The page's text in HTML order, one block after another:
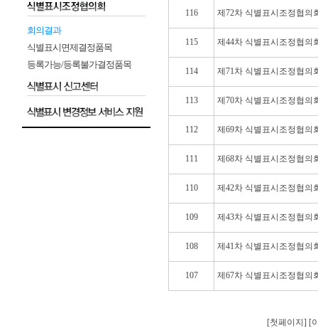
회의결과
식별표시면제결정품목
등록가능/등록불가결정품목
116 제72차 식별표시조정협의
115 제44차 식별표시조정협의
114 제71차 식별표시조정협의
113 제70차 식별표시조정협의
112 제69차 식별표시조정협의
111 제68차 식별표시조정협의
110 제42차 식별표시조정협의
109 제43차 식별표시조정협의
108 제41차 식별표시조정협의
107 제67차 식별표시조정협의
[첫페이지] [